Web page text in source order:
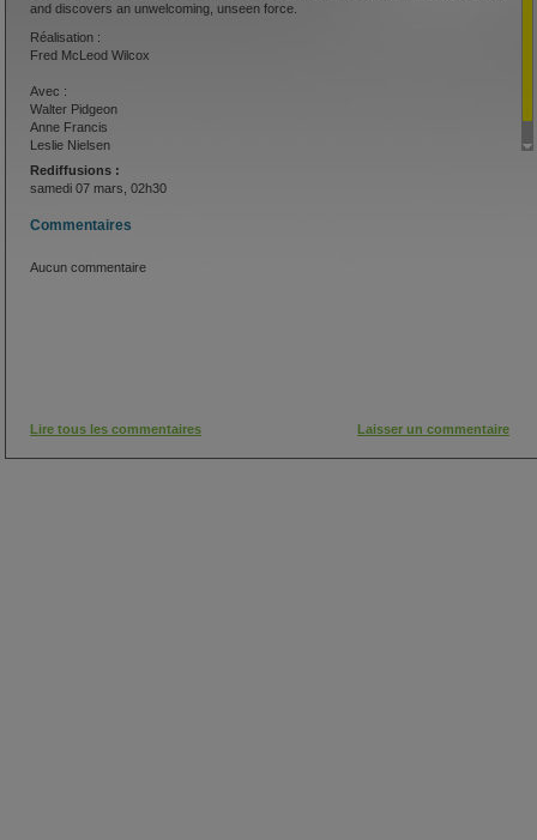
and discovers an unwelcoming, unseen force.
Réalisation :
Fred McLeod Wilcox
Avec :
Walter Pidgeon
Anne Francis
Leslie Nielsen
Rediffusions :
samedi 07 mars, 02h30
Commentaires
Aucun commentaire
Lire tous les commentaires Laisser un commentaire